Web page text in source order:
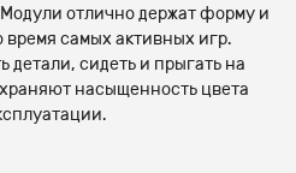
отлично держат форму и
самых активных игр.
детали, сидеть и прыгать на
насыщенность цвета